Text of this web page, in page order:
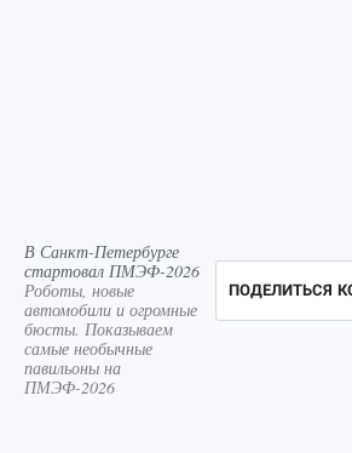
В Санкт-Петербурге
стартовал ПМЭФ-2026
Роботы, новые
автомобили и огромные
бюсты. Показываем
самые необычные
павильоны на
ПМЭФ-2026
ПОДЕЛИТЬСЯ